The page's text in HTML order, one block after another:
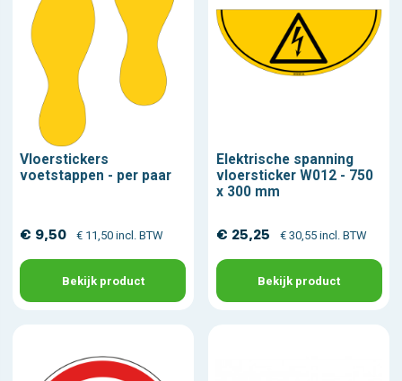
Vloerstickers
voetstappen - per paar
€ 9,50 € 11,50 incl. BTW
Bekijk product
Elektrische spanning
vloersticker W012 - 750
x 300 mm
€ 25,25 € 30,55 incl. BTW
Bekijk product